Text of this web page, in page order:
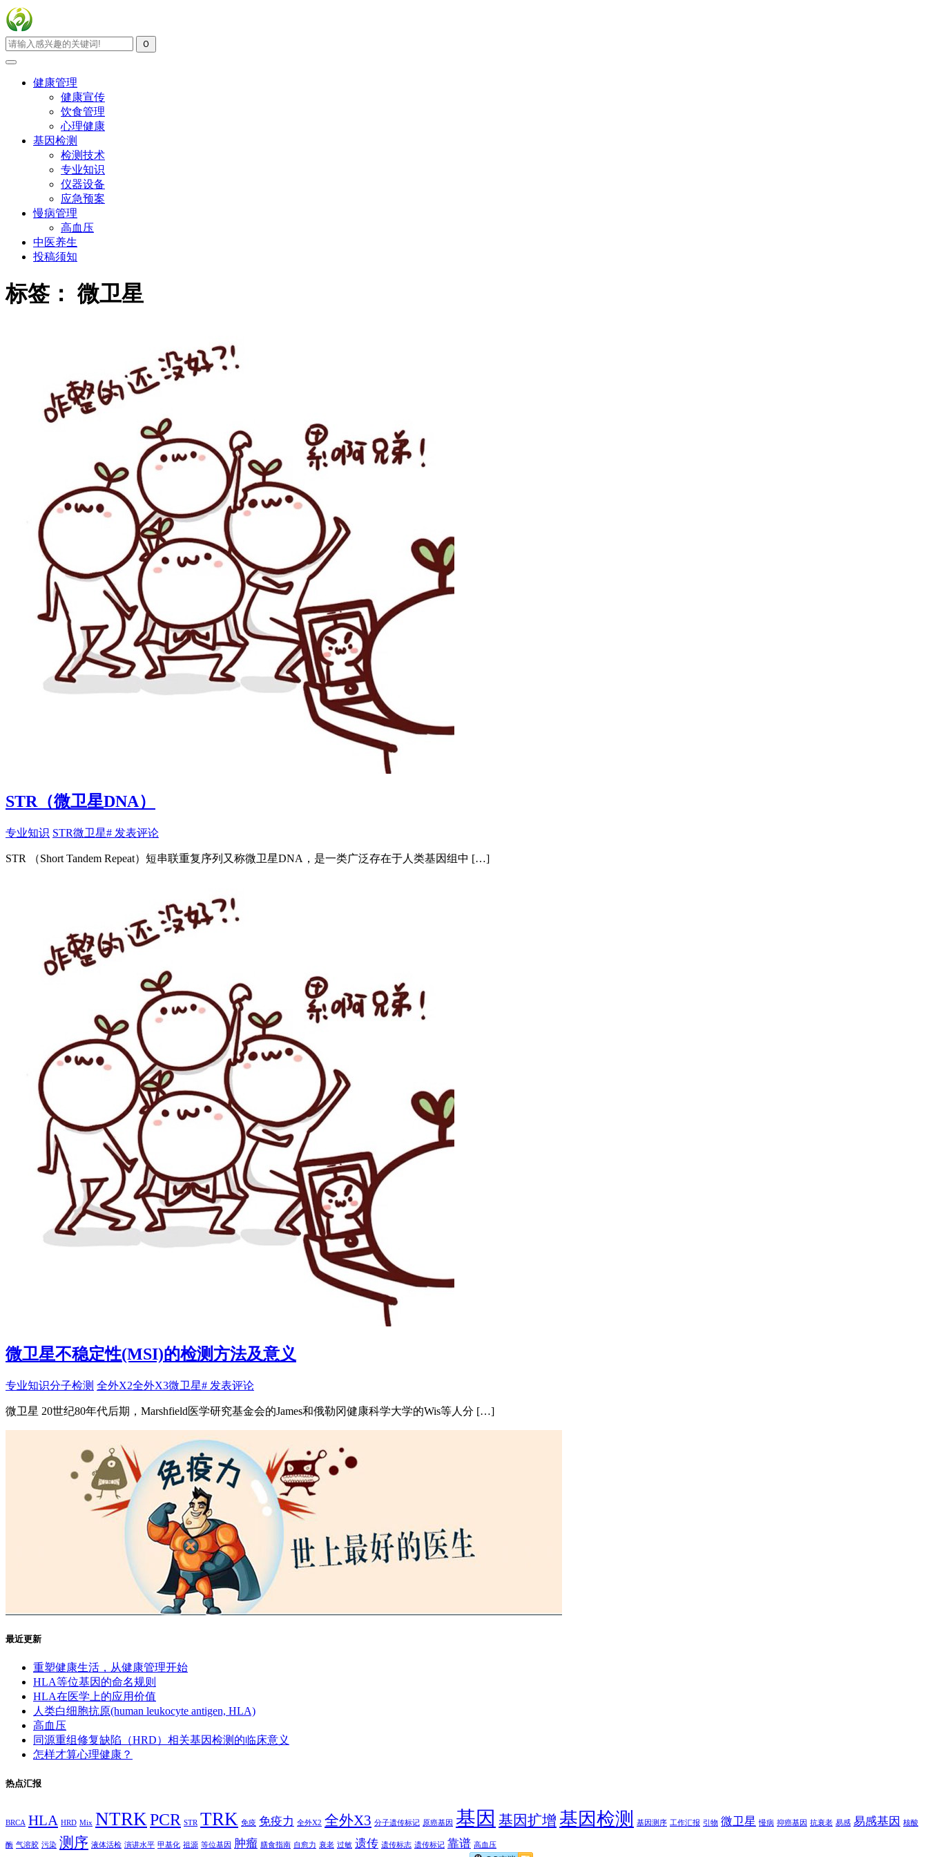
健康管理
健康宣传
饮食管理
心理健康
基因检测
检测技术
专业知识
仪器设备
应急预案
慢病管理
高血压
中医养生
投稿须知
标签： 微卫星
STR（微卫星DNA）
专业知识 STR微卫星# 发表评论
STR （Short Tandem Repeat）短串联重复序列又称微卫星DNA，是一类广泛存在于人类基因组中 […]
微卫星不稳定性(MSI)的检测方法及意义
专业知识分子检测 全外X2全外X3微卫星# 发表评论
微卫星 20世纪80年代后期，Marshfield医学研究基金会的James和俄勒冈健康科学大学的Wis等人分 […]
最近更新
重塑健康生活，从健康管理开始
HLA等位基因的命名规则
HLA在医学上的应用价值
人类白细胞抗原(human leukocyte antigen, HLA)
高血压
同源重组修复缺陷（HRD）相关基因检测的临床意义
怎样才算心理健康？
热点汇报
BRCA HLA HRD Mix NTRKPCR STR TRK 免疫 免疫力 全外X2 全外X3 分子遗传标记 原癌基因 基因 基因扩增 基因检测 基因测序 工作汇报 引物 微卫星 慢病 抑癌基因 抗衰老 易感 易感基因 核酸
酶 气溶胶 污染 测序 液体活检 演讲水平 甲基化 祖源 等位基因 肿瘤 膳食指南 自愈力 衰老 过敏 遗传 遗传标志 遗传标记 靠谱 高血压